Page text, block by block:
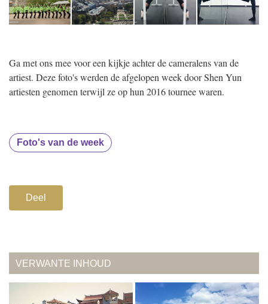
Ga met ons mee voor een kijkje achter de cameralens van de
artiest. Deze foto's werden de afgelopen week door Shen Yun
artiesten genomen terwijl ze op hun 2016 tournee waren.
Foto's van de week
Deel
VERWANTE INHOUD